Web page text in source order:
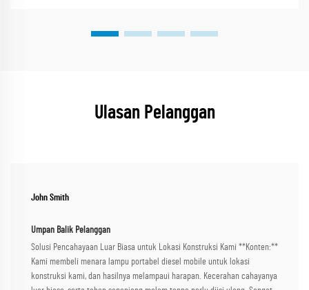
Ulasan Pelanggan
John Smith
Umpan Balik Pelanggan
Solusi Pencahayaan Luar Biasa untuk Lokasi Konstruksi Kami **Konten:**
Kami membeli menara lampu portabel diesel mobile untuk lokasi
konstruksi kami, dan hasilnya melampaui harapan. Kecerahan cahayanya